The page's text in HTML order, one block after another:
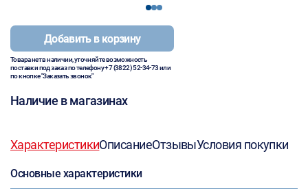
123
Добавить в корзину
Товара нет в наличии, уточняйте возможность
поставки под заказ по телефону+7 (3822) 52-34-73или
по кнопке "Заказать звонок"
Наличие в магазинах
ХарактеристикиОписаниеОтзывыУсловия покупки
Основные характеристики